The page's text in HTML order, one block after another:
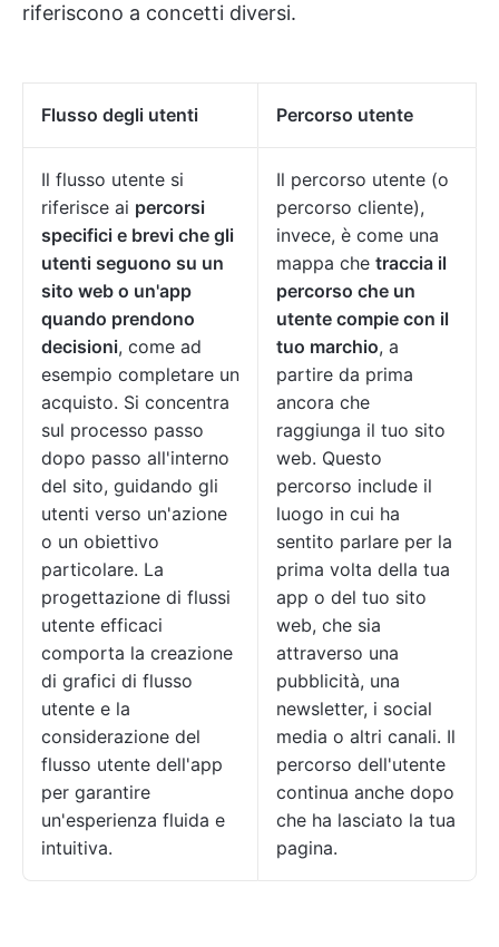
riferiscono a concetti diversi.
Flusso degli utenti Percorso utente
Il flusso utente si
riferisce ai percorsi
specifici e brevi che gli
utenti seguono su un
sito web o un'app
quando prendono
decisioni, come ad
esempio completare un
acquisto. Si concentra
sul processo passo
dopo passo all'interno
del sito, guidando gli
utenti verso un'azione
o un obiettivo
particolare. La
progettazione di flussi
utente efficaci
comporta la creazione
di grafici di flusso
utente e la
considerazione del
flusso utente dell'app
per garantire
un'esperienza fluida e
intuitiva.
Il percorso utente (o
percorso cliente),
invece, è come una
mappa che traccia il
percorso che un
utente compie con il
tuo marchio, a
partire da prima
ancora che
raggiunga il tuo sito
web. Questo
percorso include il
luogo in cui ha
sentito parlare per la
prima volta della tua
app o del tuo sito
web, che sia
attraverso una
pubblicità, una
newsletter, i social
media o altri canali. Il
percorso dell'utente
continua anche dopo
che ha lasciato la tua
pagina.